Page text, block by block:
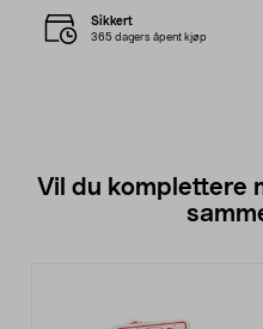
Sikkert
365 dagers åpent kjøp
Vil du komplettere